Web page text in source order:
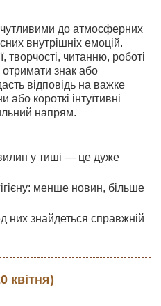
чутливими до атмосферних
внутрішніх емоцій.
творчості, читанню, роботі
отримати знак або
відповідь на важке
короткі інтуїтивні
напрям.
у тиші — це дуже
менше новин, більше
них знайдеться справжній
квітня)